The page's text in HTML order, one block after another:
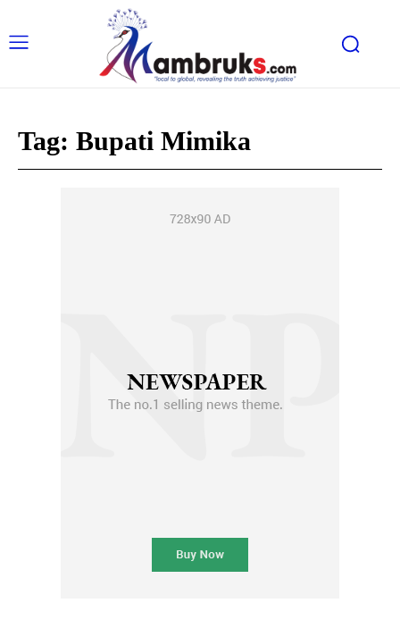
Tag: Bupati Mimika